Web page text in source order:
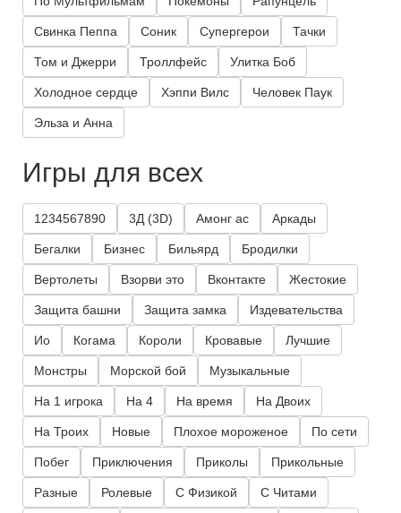
Свинка Пеппа Соник Супергерои Тачки
Том и Джерри Троллфейс Улитка Боб
Холодное сердце Хэппи Вилс Человек Паук
Эльза и Анна
Игры для всех
1234567890 3Д (3D) Амонг ас Аркады
Бегалки Бизнес Бильярд Бродилки
Вертолеты Взорви это Вконтакте Жестокие
Защита башни Защита замка Издевательства
Ио Когама Короли Кровавые Лучшие
Монстры Морской бой Музыкальные
На 1 игрока На 4 На время На Двоих
На Троих Новые Плохое мороженое По сети
Побег Приключения Приколы Прикольные
Разные Ролевые С Физикой С Читами